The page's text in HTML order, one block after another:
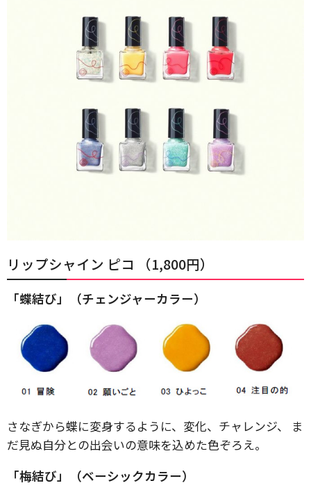
リップシャイン ピコ （1,800円）
「蝶結び」（チェンジャーカラー）
さなぎから蝶に変身するように、変化、チャレンジ、 ま
だ見ぬ自分との出会いの意味を込めた色ぞろえ。
「梅結び」（ベーシックカラー）